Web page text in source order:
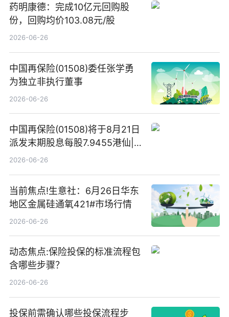
药明康德：完成10亿元回购股
份，回购均价103.08元/股
2026-06-26
中国再保险(01508)委任张学勇
为独立非执行董事
2026-06-26
中国再保险(01508)将于8月21日
派发末期股息每股7.9455港仙|
看点
2026-06-26
当前焦点!生意社：6月26日华东
地区金属硅通氧421#市场行情
2026-06-26
动态焦点:保险投保的标准流程包
含哪些步骤？
2026-06-26
投保前需确认哪些投保流程步